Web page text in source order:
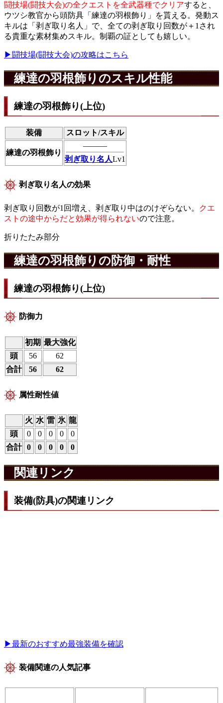
闘技場(闘技大会)の全クエストを全武器種でクリアすると、
ウツシ教官から頭防具「練達の羽根飾り」を貰える。発動ス
キルは「剥ぎ取り名人」で、全ての剥ぎ取り回数が＋1され
る貴重な素材集めスキル。制覇の証としても嬉しい。
▶闘技場(闘技大会)の攻略はこちら
練達の羽根飾りのスキル性能
練達の羽根飾り(上位)
装備 スロット/スキル
練達の羽根飾り
―――
剥ぎ取り名人Lv1
剥ぎ取り名人の効果
剥ぎ取り回数が1回増え、剥ぎ取り中はのけぞらない。
クエ
ストの途中からだと効果が得られないので注意。
折りたたみ部分
練達の羽根飾りの防御・耐性
練達の羽根飾り(上位)
防御力
初期 最大強化
頭
56
62
合計
56 62
属性耐性値
火 水 雷 氷 龍
頭
0 0 0 0
0
合計 0 0 0 0 0
関連リンク
装備(防具)の関連リンク
▶最新のおすすめ最強装備を確認
装備関連の人気記事